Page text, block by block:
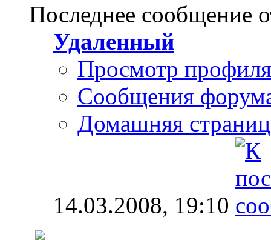
Последнее сообщение
Удаленный
Просмотр профиля
Сообщения
Домашняя
14.03.2008, 19:10